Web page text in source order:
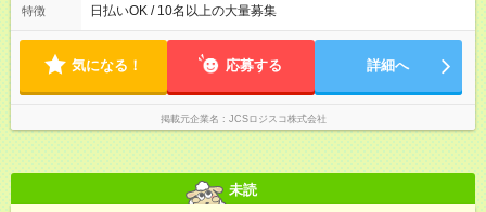
よって時間外での勤務可能性有り ※案件により多少の前後あり
特徴 日払いOK / 10名以上の大量募集
気になる！ 応募する 詳細へ
掲載元企業名 JCSロジスコ株式会社
未読